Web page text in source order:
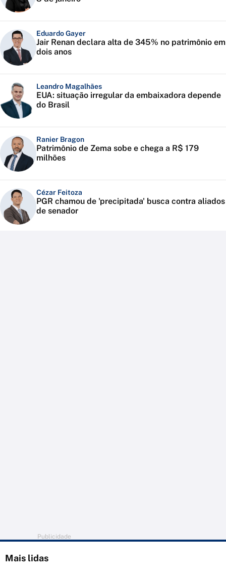
Eduardo Gayer
Jair Renan declara alta de 345% no patrimônio em
dois anos
Leandro Magalhães
EUA: situação irregular da embaixadora depende
do Brasil
Ranier Bragon
Patrimônio de Zema sobe e chega a R$ 179
milhões
Cézar Feitoza
PGR chamou de 'precipitada' busca contra aliados
de senador
Publicidade
Mais lidas